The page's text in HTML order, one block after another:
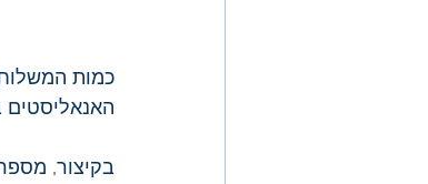
האנאליסטים
בקיצור,